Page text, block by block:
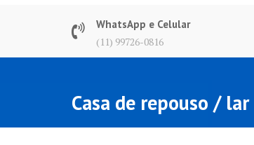
WhatsApp e Celular
(11) 99726-0816
Casa de repouso /